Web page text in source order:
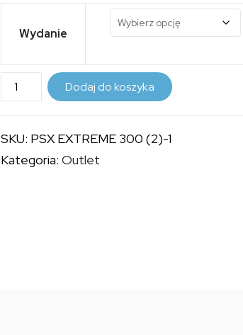
Wydanie
ilość
PSX
300
(2)
Dodaj do koszyka
SKU: PSX EXTREME 300 (2)-1
Kategoria:Outlet